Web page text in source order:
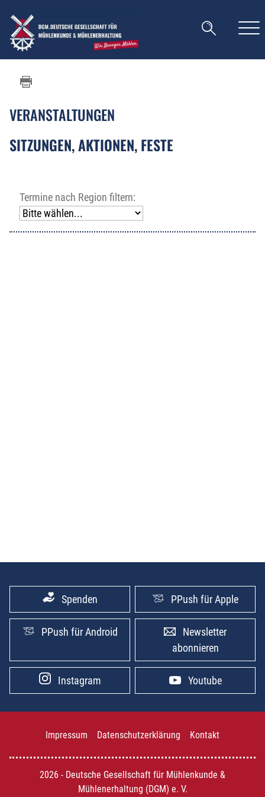
VERANSTALTUNGEN
SITZUNGEN, AKTIONEN, FESTE
Termine nach Region filtern:
Spenden PPush für Apple
PPush für Android
Newsletter
abonnieren
Instagram Youtube
2026 - Deutsche Gesellschaft für Mühlenkunde &
Mühlenerhaltung (DGM) e. V.
Impressum Datenschutzerklärung Kontakt